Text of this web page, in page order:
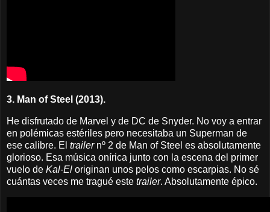
3. Man of Steel (2013).
He disfrutado de Marvel y de DC de Snyder. No voy a entrar
en polémicas estériles pero necesitaba un Superman de
ese calibre. El trailernº 2 de Man of Steel es absolutamente
glorioso. Esa música onírica junto con la escena del primer
vuelo de Kal-El originan unos pelos como escarpias. No sé
cuántas veces me tragué este trailer. Absolutamente épico.